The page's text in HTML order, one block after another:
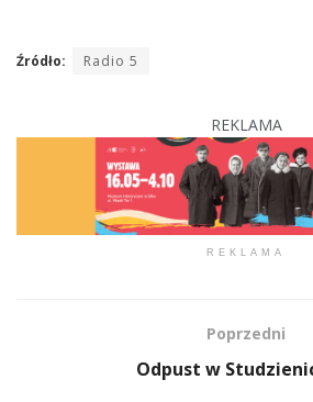
Źródło: Radio 5
REKLAMA
REKLAMA
Poprzedni
Odpust w